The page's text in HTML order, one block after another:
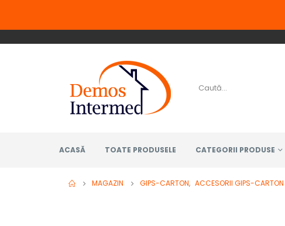
ACASĂ TOATE PRODUSELE CATEGORII PRODUSE
MAGAZIN GIPS-CARTON, ACCESORII GIPS-CARTON